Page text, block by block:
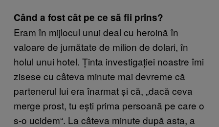
Când a fost cât pe ce să fii prins?
Eram în mijlocul unui deal cu heroină în
valoare de jumătate de milion de dolari, în
holul unui hotel. Ținta investigației noastre îmi
zisese cu câteva minute mai devreme că
partenerul lui era înarmat și că, „dacă ceva
merge prost, tu ești prima persoană pe care o
s-o ucidem“. La câteva minute după asta, a